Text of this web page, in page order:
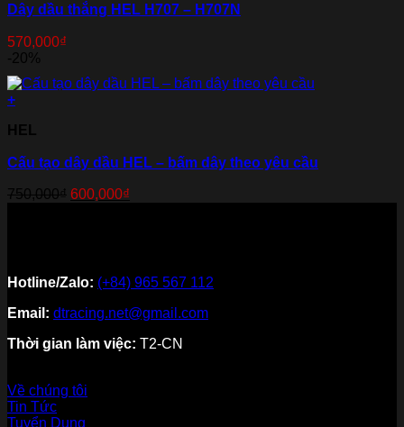
Dây dầu thắng HEL H707 – H707N
570,000₫
-20%
+
HEL
Cấu tạo dây dầu HEL – bấm dây theo yêu cầu
750,000₫ Original
600,000₫
Hotline/Zalo: (+84) 965 567 112
Email: dtracing.net@gmail.com
Thời gian làm việc: T2-CN
Về chúng tôi
Tin Tức
Tuyển Dụng